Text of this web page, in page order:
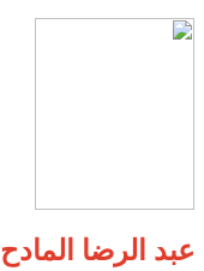
عبد الرضا المادح